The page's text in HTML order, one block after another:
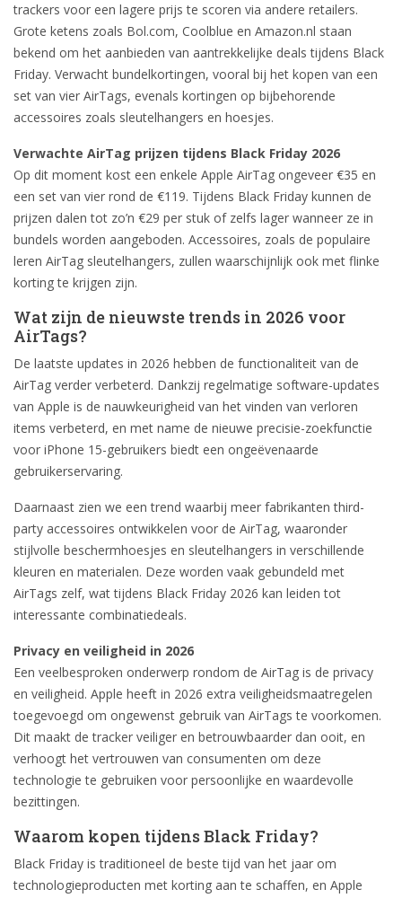
trackers voor een lagere prijs te scoren via andere retailers.
Grote ketens zoals Bol.com, Coolblue en Amazon.nl staan
bekend om het aanbieden van aantrekkelijke deals tijdens Black
Friday. Verwacht bundelkortingen, vooral bij het kopen van een
set van vier AirTags, evenals kortingen op bijbehorende
accessoires zoals sleutelhangers en hoesjes.
Verwachte AirTag prijzen tijdens Black Friday 2026
Op dit moment kost een enkele Apple AirTag ongeveer €35 en
een set van vier rond de €119. Tijdens Black Friday kunnen de
prijzen dalen tot zo’n €29 per stuk of zelfs lager wanneer ze in
bundels worden aangeboden. Accessoires, zoals de populaire
leren AirTag sleutelhangers, zullen waarschijnlijk ook met flinke
korting te krijgen zijn.
Wat zijn de nieuwste trends in 2026 voor
AirTags?
De laatste updates in 2026 hebben de functionaliteit van de
AirTag verder verbeterd. Dankzij regelmatige software-updates
van Apple is de nauwkeurigheid van het vinden van verloren
items verbeterd, en met name de nieuwe precisie-zoekfunctie
voor iPhone 15-gebruikers biedt een ongeëvenaarde
gebruikerservaring.
Daarnaast zien we een trend waarbij meer fabrikanten third-
party accessoires ontwikkelen voor de AirTag, waaronder
stijlvolle beschermhoesjes en sleutelhangers in verschillende
kleuren en materialen. Deze worden vaak gebundeld met
AirTags zelf, wat tijdens Black Friday 2026 kan leiden tot
interessante combinatiedeals.
Privacy en veiligheid in 2026
Een veelbesproken onderwerp rondom de AirTag is de privacy
en veiligheid. Apple heeft in 2026 extra veiligheidsmaatregelen
toegevoegd om ongewenst gebruik van AirTags te voorkomen.
Dit maakt de tracker veiliger en betrouwbaarder dan ooit, en
verhoogt het vertrouwen van consumenten om deze
technologie te gebruiken voor persoonlijke en waardevolle
bezittingen.
Waarom kopen tijdens Black Friday?
Black Friday is traditioneel de beste tijd van het jaar om
technologieproducten met korting aan te schaffen, en Apple